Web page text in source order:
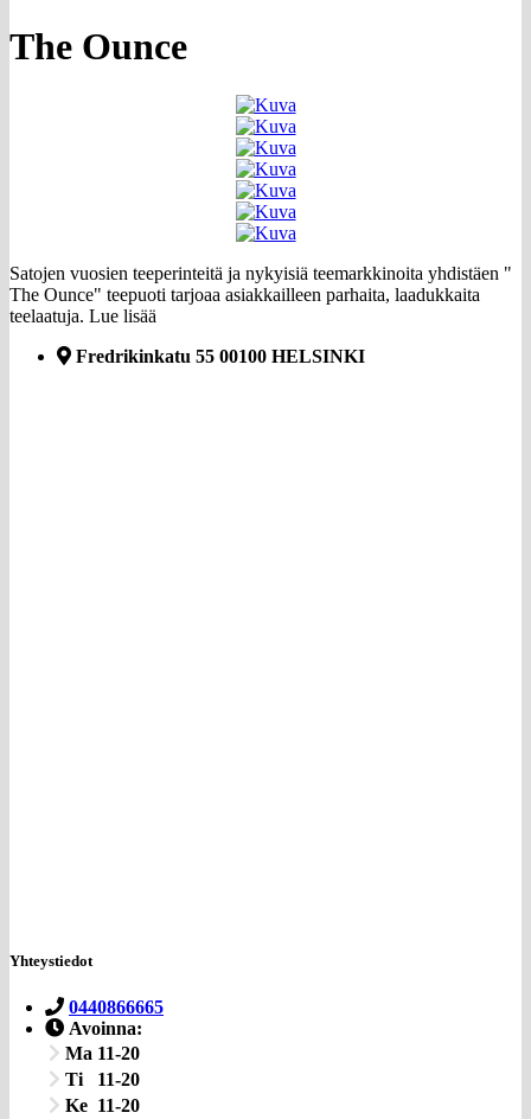
The Ounce
Satojen vuosien teeperinteitä ja nykyisiä teemarkkinoita yhdistäen "
The Ounce" teepuoti tarjoaa asiakkailleen parhaita, laadukkaita
teelaatuja. Lue lisää
Fredrikinkatu 55 00100 HELSINKI
Yhteystiedot
0440866665
Avoinna:
Ma 11-20
Ti
11-20
Ke 11-20